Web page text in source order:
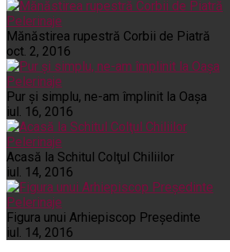
Pelerinaje
Mănăstirea rupestră Corbii de Piatră
oct. 2, 2016
Pelerinaje
Pur şi simplu, ne-am împlinit la Oaşa
iul. 16, 2016
Pelerinaje
Acasă la Schitul Colţul Chiliilor
iul. 14, 2016
Pelerinaje
Figura unui Arhiepiscop Preşedinte
iul. 14, 2016